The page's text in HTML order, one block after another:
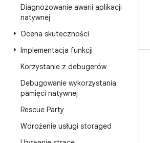
Diagnozowanie awarii aplikacji
natywnej
Ocena skuteczności
Implementacja funkcji
Korzystanie z debugerów
Debugowanie wykorzystania
pamięci natywnej
Rescue Party
Wdrożenie usługi storaged
BUILD
Repozytorium Androida
Wymagania